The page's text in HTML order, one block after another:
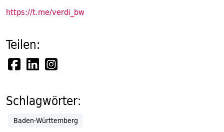
https://t.me/verdi_bw
Teilen:
Schlagwörter:
Baden-Württemberg